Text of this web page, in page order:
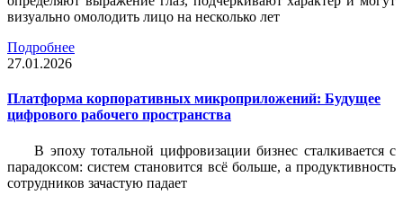
визуально омолодить лицо на несколько лет
Подробнее
27.01.2026
Платформа корпоративных микроприложений: Будущее
цифрового рабочего пространства
В эпоху тотальной цифровизации бизнес сталкивается с
парадоксом: систем становится всё больше, а продуктивность
сотрудников зачастую падает